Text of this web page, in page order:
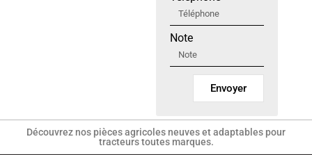
Note
Envoyer
Découvrez nos pièces agricoles neuves et adaptables pour
tracteurs toutes marques.